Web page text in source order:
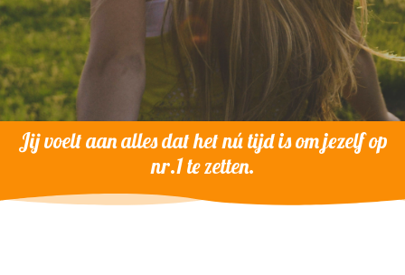
Jij voelt aan alles dat het nú tijd is om jezelf op
nr.1 te zetten.